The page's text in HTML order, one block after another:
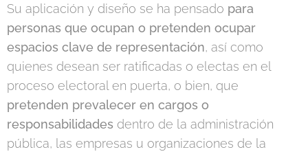
Su aplicación y diseño se ha pensado para
personas que ocupan o pretenden ocupar
espacios clave de representación, así como
quienes desean ser ratificadas o electas en el
proceso electoral en puerta, o bien, que
pretenden prevalecer en cargos o
responsabilidades dentro de la administración
pública, las empresas u organizaciones de la